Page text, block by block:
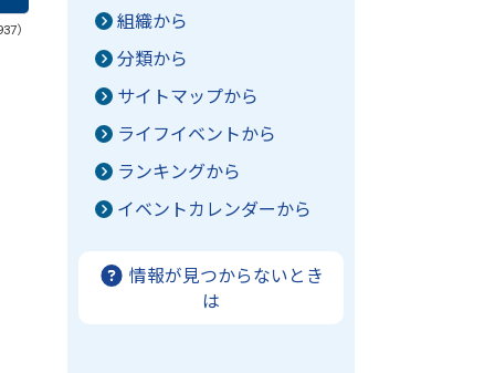
）
組織から
分類から
サイトマップから
ライフイベントから
ランキングから
イベントカレンダーから
情報が見つからないとき
は